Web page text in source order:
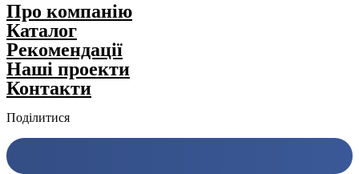
Про компанію
Каталог
Рекомендації
Нашi проекти
Контакти
Поділитися